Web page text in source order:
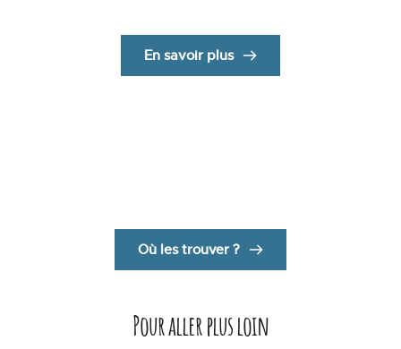
En savoir plus
Où les trouver ?
Pour aller plus loin